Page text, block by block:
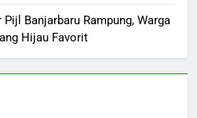
Banjarbaru Rampung, Warga
Hijau Favorit